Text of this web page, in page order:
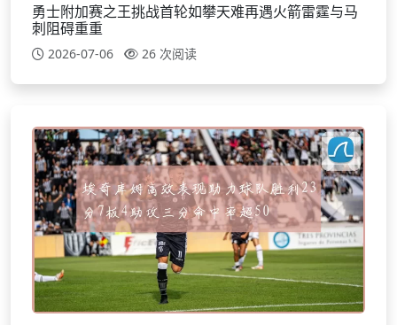
勇士附加赛之王挑战首轮如攀天难再遇火箭雷霆与马
刺阻碍重重
2026-07-06 26 次阅读